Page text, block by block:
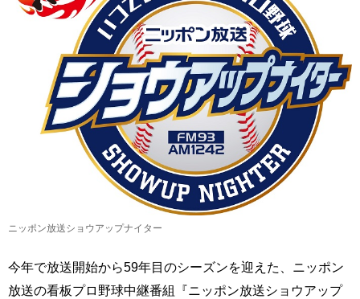
ニッポン放送ショウアップナイター
今年で放送開始から59年目のシーズンを迎えた、ニッポン
放送の看板プロ野球中継番組『ニッポン放送ショウアップ